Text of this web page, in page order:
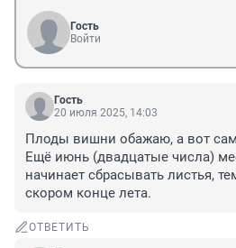
Гость
Войти
Гость
20 июля 2025, 14:03
Плоды вишни обажаю, а вот
Ещё июнь (двадцатые числа)
начинает сбрасывать листья,
скором конце лета.
ОТВЕТИТЬ